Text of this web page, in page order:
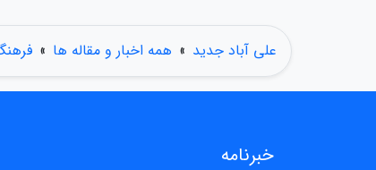
علی آباد جدید » همه اخبار و مقاله ها »
خبرنامه